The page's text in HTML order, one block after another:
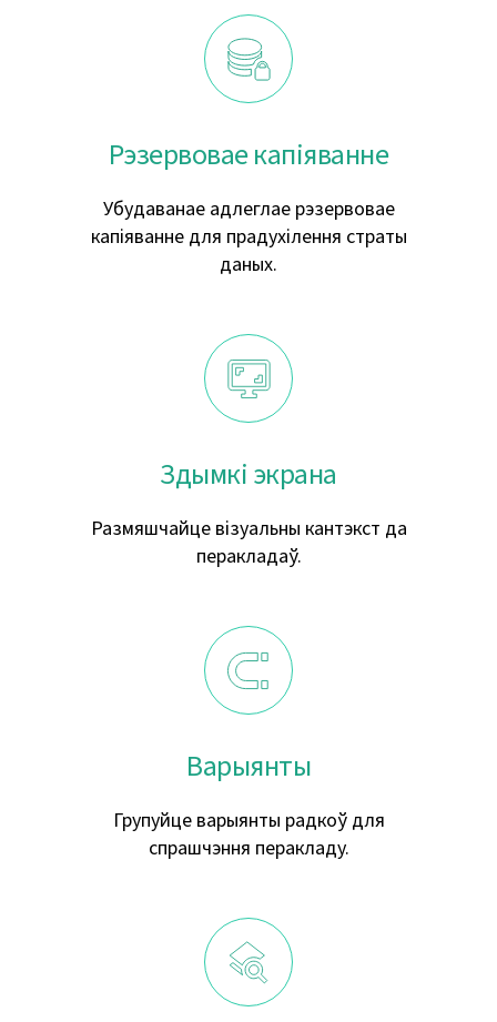
Рэзервовае капіяванне
Убудаванае адлеглае рэзервовае
капіяванне для прадухілення страты
даных.
Здымкі экрана
Размяшчайце візуальны кантэкст да
перакладаў.
Варыянты
Групуйце варыянты радкоў для
спрашчэння перакладу.